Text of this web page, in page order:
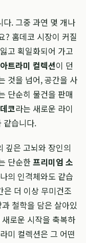
. 그중 과연 몇 개나
? 홈데코 시장이 커질
고 획일화되어 가고
아트라미 컬렉션이 던
것을 넘어, 공간을 사
단순히 물건을 판매
코라는 새로운 라이
같습니다.
깊은 고뇌와 장인의
단순한프리미엄 소
의 인격체와도 같습
은 더 이상 무미건조
철학을 담은 살아있
로운 시작을 축복하
미 컬렉션은 그 어떤